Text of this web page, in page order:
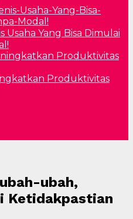
Usaha Yang Bisa Dimulai
Produktivitas
ubah,
Ketidakpastian